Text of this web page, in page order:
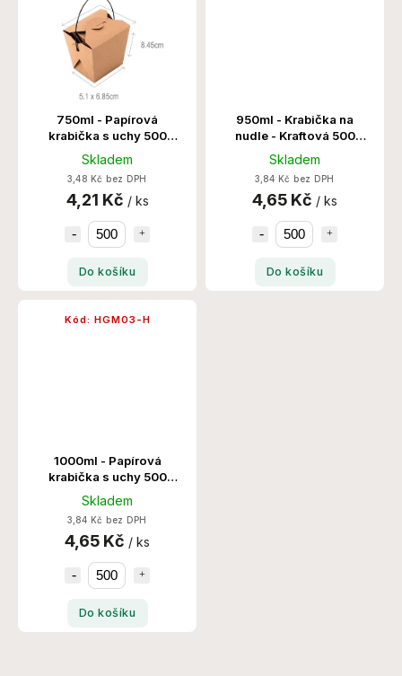
750ml - Papírová
krabička s uchy 500
Ks/Krt
Skladem
3,48 Kč bez DPH
4,21 Kč / ks
Do košíku
950ml - Krabička na
nudle - Kraftová 500
Ks/Krt
Skladem
3,84 Kč bez DPH
4,65 Kč / ks
Do košíku
1000ml - Papírová
krabička s uchy 500
Ks/Krt
Skladem
3,84 Kč bez DPH
4,65 Kč / ks
Do košíku
Kód: HGM03-H